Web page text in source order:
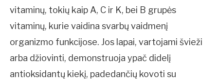
vitaminų, tokių kaip A, C ir K, bei B grupės
vitaminų, kurie vaidina svarbų vaidmenį
organizmo funkcijose. Jos lapai, vartojami švieži
arba džiovinti, demonstruoja ypač didelį
antioksidantų kiekį, padedančių kovoti su